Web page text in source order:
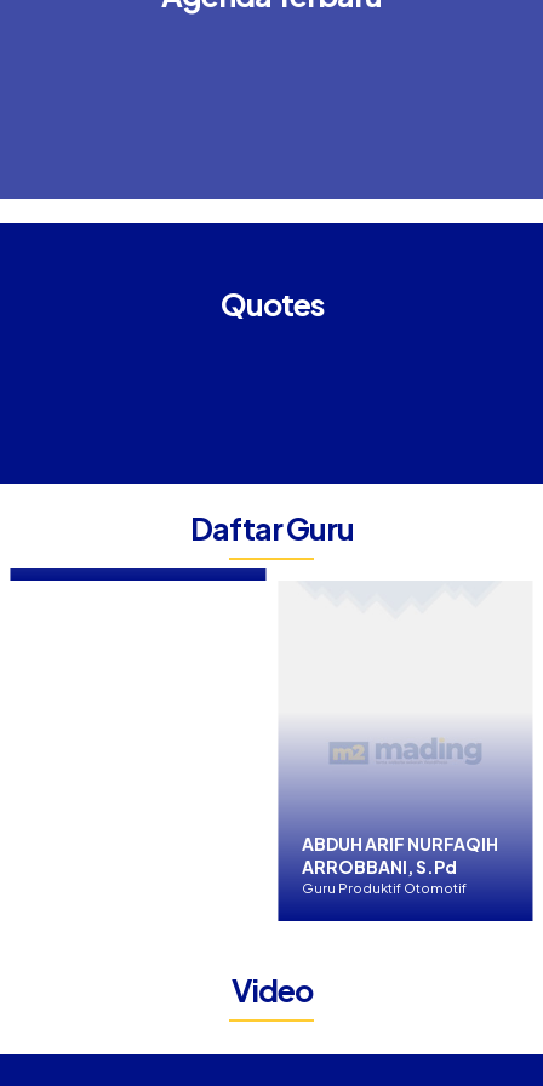
Quotes
Daftar Guru
ULUM TRIYANTO, S.Pd
ABDUH ARIF NURFAQIH
ARROBBANI, S.Pd
Guru Produktif Otomotif
Video